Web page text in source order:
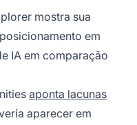
mostra sua
em
IA em comparação
aponta lacunas
aparecer em